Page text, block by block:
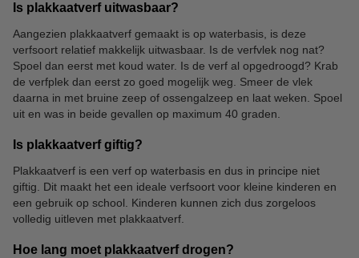
Is plakkaatverf uitwasbaar?
Aangezien plakkaatverf gemaakt is op waterbasis, is deze
verfsoort relatief makkelijk uitwasbaar. Is de verfvlek nog nat?
Spoel dan eerst met koud water. Is de verf al opgedroogd? Krab
de verfplek dan eerst zo goed mogelijk weg. Smeer de vlek
daarna in met bruine zeep of ossengalzeep en laat weken. Spoel
uit en was in beide gevallen op maximum 40 graden.
Is plakkaatverf giftig?
Plakkaatverf is een verf op waterbasis en dus in principe niet
giftig. Dit maakt het een ideale verfsoort voor kleine kinderen en
een gebruik op school. Kinderen kunnen zich dus zorgeloos
volledig uitleven met plakkaatverf.
Hoe lang moet plakkaatverf drogen?